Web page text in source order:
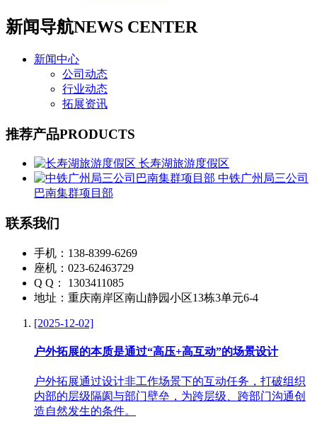
新闻导航NEWS CENTER
新闻中心
公司动态
行业动态
拓展资讯
推荐产品PRODUCTS
长寿湖旅游度假区
中铁广州局三公司
巴南集群项目部
联系我们
手机：138-8399-6269
座机：023-62463729
Q Q： 1303411085
地址：重庆南岸区南山静园小区13栋3单元6-4
[2025-12-02]
户外拓展的本质是通过“高压+高互动”的场景设计
户外拓展通过设计非工作场景下的互动任务，打破组织
内部的层级隔阂与部门壁垒，为跨层级、跨部门沟通创
造自然发生的条件。